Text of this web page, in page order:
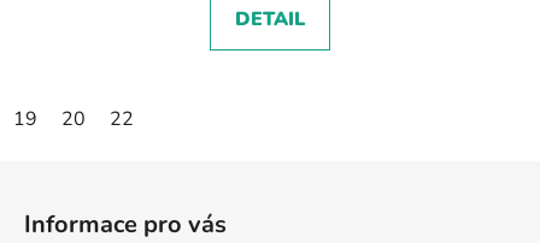
DETAIL
19 20 22
Informace pro vás